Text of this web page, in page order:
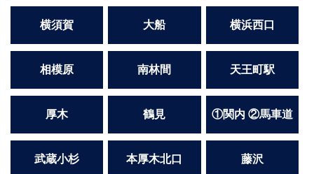
横須賀 大船 横浜西口
相模原 南林間 天王町駅
厚木 鶴見 ①関内 ②馬車道
武蔵小杉 本厚木北口 藤沢
蕨
船橋
津田沼
柏（西口）
木更津
柏（東口）
下総中山
茂原
松戸